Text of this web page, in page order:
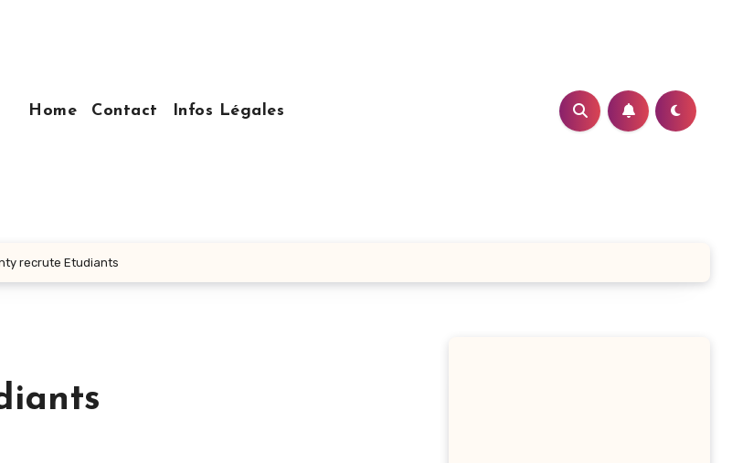
Home
Contact Infos Légales
recrute Etudiants